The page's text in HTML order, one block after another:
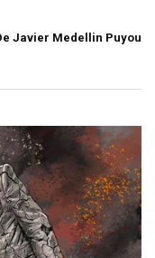
Javier Medellin Puyou